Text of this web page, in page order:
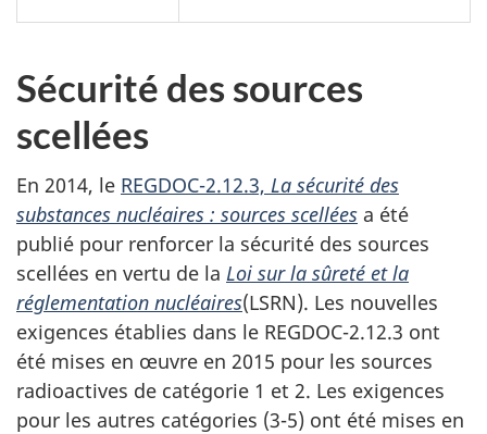
Sécurité des sources
scellées
En 2014, le REGDOC-2.12.3, La sécurité des
substances nucléaires : sources scellées a été
publié pour renforcer la sécurité des sources
scellées en vertu de la Loi sur la sûreté et la
réglementation nucléaires(LSRN). Les nouvelles
exigences établies dans le REGDOC-2.12.3 ont
été mises en œuvre en 2015 pour les sources
radioactives de catégorie 1 et 2. Les exigences
pour les autres catégories (3-5) ont été mises en